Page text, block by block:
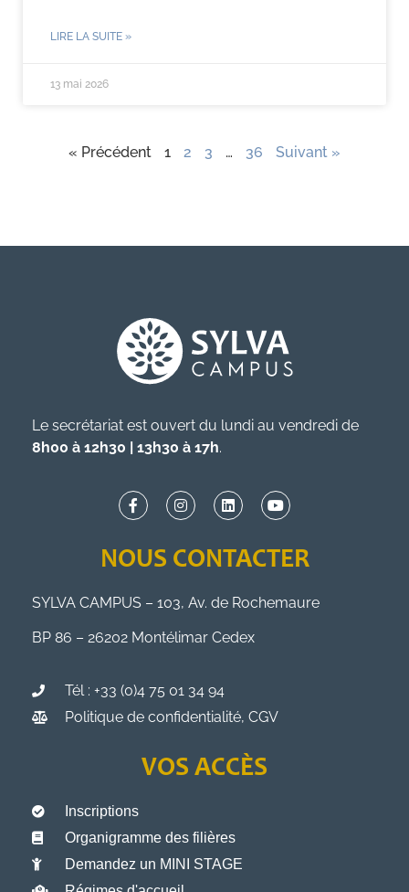
LIRE LA SUITE »
13 mai 2026
« Précédent 1 2 3 … 36 Suivant »
Le secrétariat est ouvert du lundi au vendredi de
8h00 à 12h30 | 13h30 à 17h.
NOUS CONTACTER
SYLVA CAMPUS – 103, Av. de Rochemaure
BP 86 – 26202 Montélimar Cedex
Tél : +33 (0)4 75 01 34 94
Politique de confidentialité, CGV
VOS ACCÈS
Inscriptions
Organigramme des filières
Demandez un MINI STAGE